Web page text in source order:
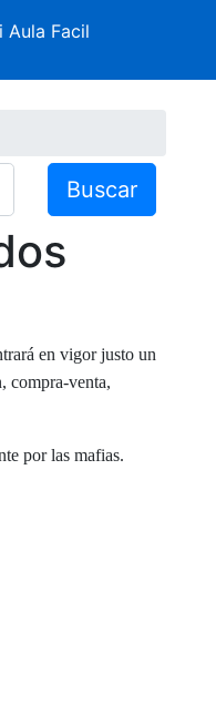
Aula Facil
Buscar
en vigor justo un
compra-venta,
por las mafias.